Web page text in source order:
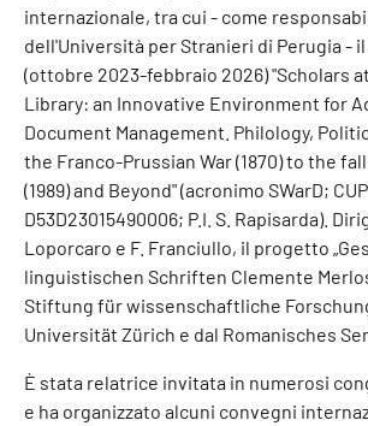
internazionale, tra cui - come
dell'Università per Stranieri di Perugia - il
(ottobre 2023-febbraio 2026) "Scholars
Library: an Innovative Environment for
Document Management. Philology,
the Franco-Prussian War (1870) to the
(1989) and Beyond" (acronimo SWarD; CUP
D53D23015490006; P.I. S. Rapisarda).
Loporcaro e F. Franciullo, il progetto
linguistischen Schriften Clemente
Stiftung für wissenschaftliche
Universität Zürich e dal Romanisches
È stata relatrice invitata in numerosi
e ha organizzato alcuni convegni